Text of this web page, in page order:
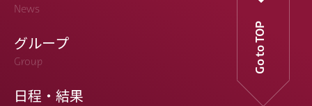
News
グループ
Group
日程・結果
Go to TOP